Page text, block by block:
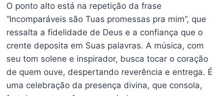
O ponto alto está na repetição da frase
“Incomparáveis são Tuas promessas pra mim”, que
ressalta a fidelidade de Deus e a confiança que o
crente deposita em Suas palavras. A música, com
seu tom solene e inspirador, busca tocar o coração
de quem ouve, despertando reverência e entrega. É
uma celebração da presença divina, que consola,